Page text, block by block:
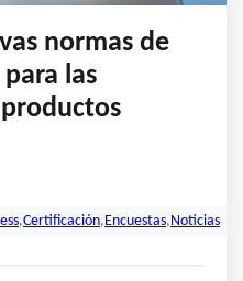
normas de
las
,Certificación, Encuestas, Noticias